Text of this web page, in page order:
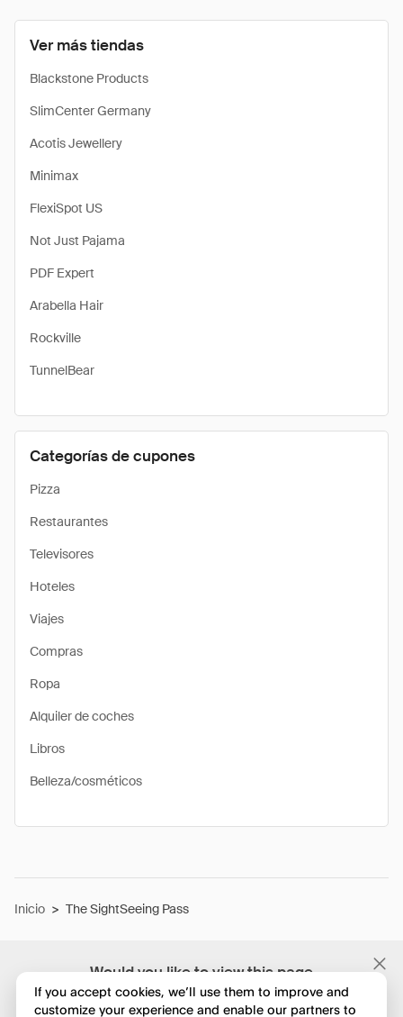
Would you like to view this page
in English?
Ver más tiendas
Blackstone Products
SlimCenter Germany
Acotis Jewellery
Minimax
FlexiSpot US
Not Just Pajama
PDF Expert
Arabella Hair
Rockville
TunnelBear
Categorías de cupones
Pizza
Restaurantes
Televisores
Hoteles
Viajes
Compras
Ropa
Alquiler de coches
Libros
Belleza/cosméticos
Inicio > The SightSeeing Pass
If you accept cookies, we’ll use them to improve and
customize your experience and enable our partners to